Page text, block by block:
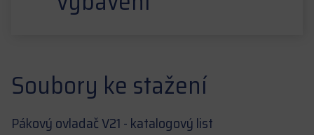
Soubory ke stažení
Pákový ovladač V21 - katalogový list